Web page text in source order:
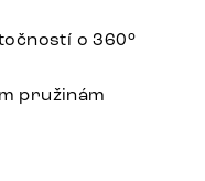
o 360°
pružinám